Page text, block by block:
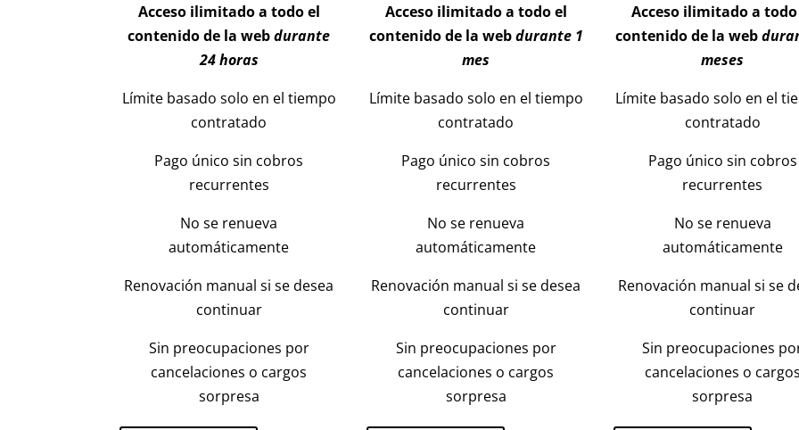
Acceso ilimitado a todo el
contenido de la webdurante
24 horas
Límite basado solo en el tiempo
contratado
Pago único sin cobros
recurrentes
No se renueva
automáticamente
Renovación manual si se desea
continuar
Sin preocupaciones por
cancelaciones o cargos
sorpresa
Acceso ilimitado a todo el
contenido de la webdurante 1
mes
Límite basado solo en el tiempo
contratado
Pago único sin cobros
recurrentes
No se renueva
automáticamente
Renovación manual si se desea
continuar
Sin preocupaciones por
cancelaciones o cargos
sorpresa
Acceso ilimitado a
contenido de la web
meses
Límite basado solo en el
contratado
Pago único sin cobros
recurrentes
No se renueva
automáticamente
Renovación manual si se
continuar
Sin preocupaciones
cancelaciones o cargos
sorpresa